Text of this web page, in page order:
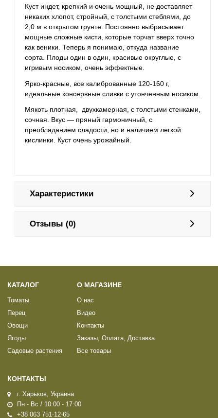
Куст индет, крепкий и очень мощный, не доставляет
никаких хлопот, стройный, с толстыми стеблями, до
2,0 м в открытом грунте. Постоянно выбрасывает
мощные сложные кисти, которые торчат вверх точно
как веники. Теперь я понимаю, откуда название
сорта. Плоды один в один, красивые округлые, с
игривым носиком, очень эффектные.
Ярко-красные, все калиброванные 120-160 г,
идеальные консервные сливки с утонченным носиком.
Мякоть плотная, двухкамерная, с толстыми стенками,
сочная. Вкус — пряный гармоничный, с
преобладанием сладости, но и наличием легкой
кислинки. Куст очень урожайный.
Характеристики
Отзывы (0)
КАТАЛОГ
Томаты
Перец
Овощи
Ягоды
Садовые растения
О МАГАЗИНЕ
О нас
Видео
Контакты
Заказы, Оплата, Доставка
Все товары
КОНТАКТЫ
г. Харьков, Украина
Пн - Вс / 10:00 - 17:00
+38 063 751-12-65